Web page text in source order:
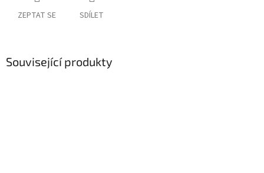
ZEPTAT SE SDÍLET
Související produkty